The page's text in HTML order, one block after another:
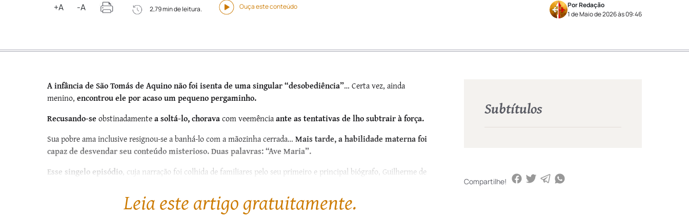
+A -A 2,79 min de leitura. Ouça este conteúdo
Por Redação
1 de Maio de 2026 às 09:46
A infância de São Tomás de Aquino não foi isenta de uma singular “desobediência”… Certa vez, ainda
menino, encontrou ele por acaso um pequeno pergaminho.
Recusando-seobstinadamentea soltá-lo, choravacom veemênciaante as tentativas de lho subtrair à força.
Sua pobre ama inclusive resignou-se a banhá-lo com a mãozinha cerrada… Mais tarde, a habilidade materna foi
capaz de desvendar seu conteúdo misterioso. Duas palavras: “Ave Maria”.
Esse singelo episódio, cuja narração foi colhida de familiares pelo seu primeiro e principal biógrafo, Guilherme de
Leia este artigo gratuitamente.
Subtítulos
Compartilhe!